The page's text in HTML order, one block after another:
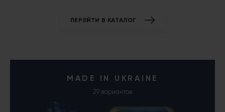
ПЕРЕЙТИ В КАТАЛОГ
MADE IN UKRAINE
29 вариантов